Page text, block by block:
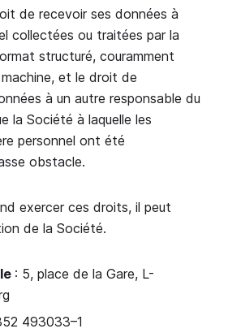
de recevoir ses données à
collectées ou traitées par la
structuré, couramment
et le droit de
à un autre responsable du
la Société à laquelle les
personnel ont été
obstacle.
exercer ces droits, il peut
de la Société.
: 5, place de la Gare, L-
493033–1